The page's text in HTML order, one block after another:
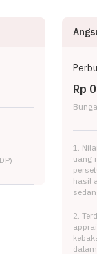
Rp 0
1.
uang
hasil
2.